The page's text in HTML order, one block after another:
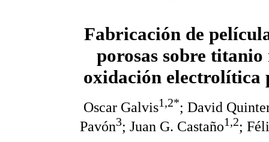
Fabricación de
porosas sobre titanio
oxidación electrolítica
Oscar Galvis1,2*; David
Pavón3; Juan G. Castaño1,2;